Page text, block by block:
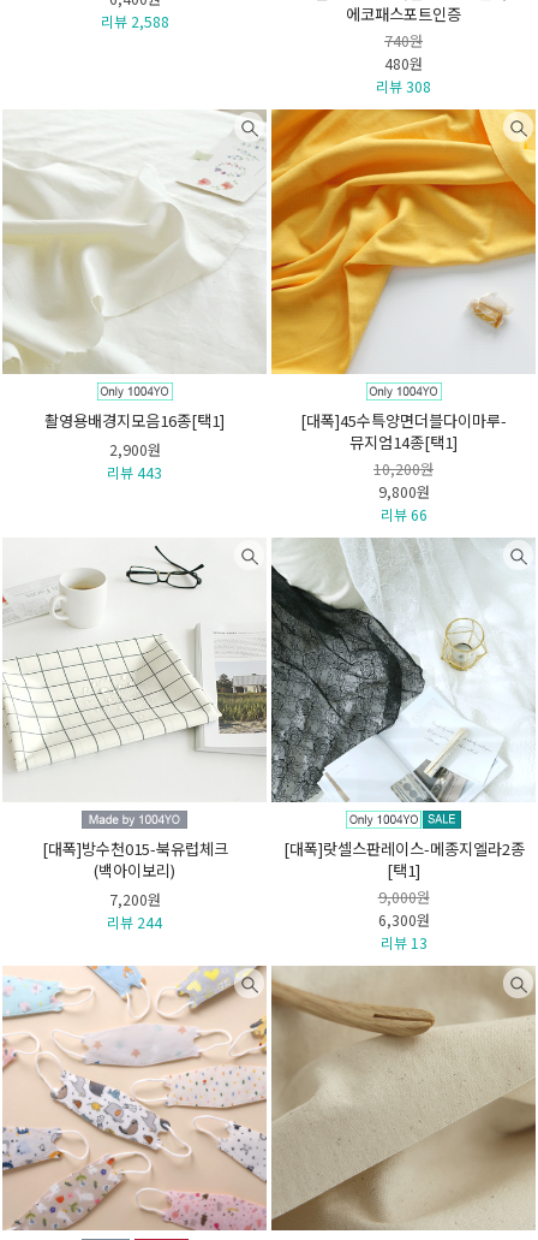
리뷰 2,588
에코패스포트인증
740원
480원
리뷰 308
촬영용배경지모음16종[택1]
2,900원
리뷰 443
[대폭]45수특양면더블다이마루-
뮤지엄14종[택1]
10,200원
9,800원
리뷰 66
[대폭]방수천015-북유럽체크
(백아이보리)
7,200원
리뷰 244
[대폭]랏셀스판레이스-메종지엘라2종
[택1]
9,000원
6,300원
리뷰 13